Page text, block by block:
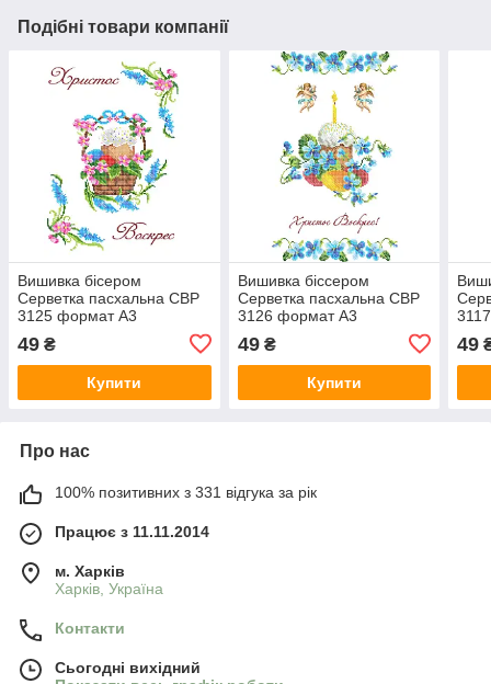
Подібні товари компанії
Вишивка бісером
Серветка пасхальна СВР
3125 формат А3
49 ₴
Купити
Вишивка біссером
Серветка пасхальна СВР
3126 формат А3
49₴
Купити
49
Про нас
100% позитивних з 331 відгука за рік
Працює з 11.11.2014
м. Харків
Харків, Україна
Контакти
Сьогодні вихідний